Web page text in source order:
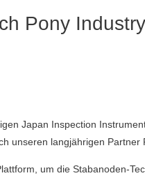
Pony
Japan Inspection
unseren langjährigen Partner
um die Stabanoden-